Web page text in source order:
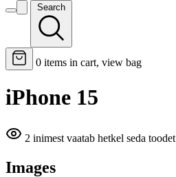
Search
0 items in cart, view bag
iPhone 15
2 inimest vaatab hetkel seda toodet
Images